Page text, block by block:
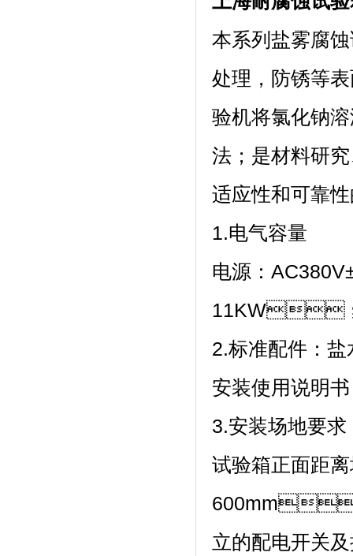
本系列盐雾腐蚀
处理，防锈等
验机将氯化钠溶
法；是材料研究
适应性和可靠性
1.电气容量
电源：
11KW；
2.标准配件：盐
安装使用说明书
3.安装场地要求
试验箱正面距
600mm
立的配电开关及插